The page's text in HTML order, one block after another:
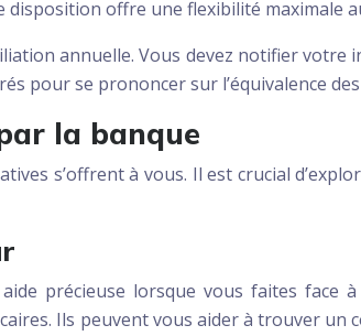
offre une flexibilité
annuelle. Vous devez notifier
pour se prononcer sur l’équivalence
la banque
s’offrent à vous. Il est crucial
précieuse lorsque vous faites face
Ils peuvent vous aider à trouver